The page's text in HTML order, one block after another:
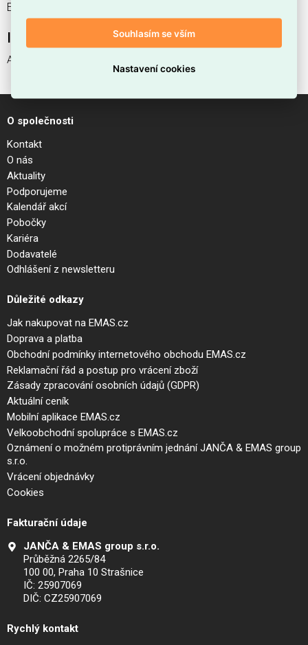
ELSVOS1786066.
Interní název produktu
ATLAS PL5 BIANCO
O společnosti
Kontakt
O nás
Aktuality
Podporujeme
Kalendář akcí
Pobočky
Kariéra
Dodavatelé
Odhlášení z newsletteru
Důležité odkazy
Jak nakupovat na EMAS.cz
Doprava a platba
Obchodní podmínky internetového obchodu EMAS.cz
Reklamační řád a postup pro vrácení zboží
Zásady zpracování osobních údajů (GDPR)
Aktuální ceník
Mobilní aplikace EMAS.cz
Velkoobchodní spolupráce s EMAS.cz
Oznámení o možném protiprávním jednání JANČA & EMAS group
s.r.o.
Vrácení objednávky
Cookies
Fakturační údaje
JANČA & EMAS group s.r.o.
Průběžná 2265/84
100 00, Praha 10 Strašnice
IČ: 25907069
DIČ: CZ25907069
Rychlý kontakt
Souhlasím se vším
Nastavení cookies